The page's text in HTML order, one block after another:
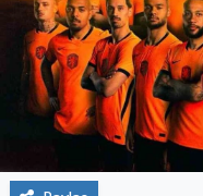
SPOR